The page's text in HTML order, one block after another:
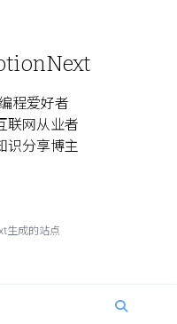
程爱好者
联网从业者
识分享博主
生成的站点